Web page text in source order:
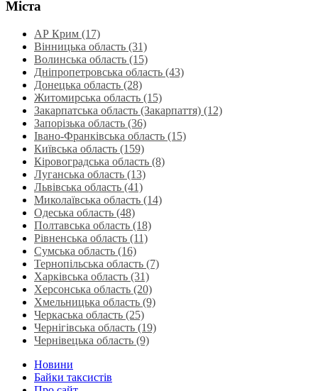
Міста
АР Крим (17)
Вінницька область (31)
Волинська область‎ (15)
Дніпропетровська область‎ (43)
Донецька область (28)
Житомирська область (15)
Закарпатська область (Закарпаття) (12)
Запорізька область (36)
Івано-Франківська область (15)
Київська область (159)
Кіровоградська область (8)
Луганська область‎ (13)
Львівська область‎ (41)
Миколаївська область‎ (14)
Одеська область‎ (48)
Полтавська область (18)
Рівненська область‎ (11)
Сумська область‎ (16)
Тернопільська область‎ (7)
Харківська область‎ (31)
Херсонська область‎ (20)
Хмельницька область‎ (9)
Черкаська область‎ (25)
Чернігівська область (19)
Чернівецька область (9)
Новини
Байки таксистів